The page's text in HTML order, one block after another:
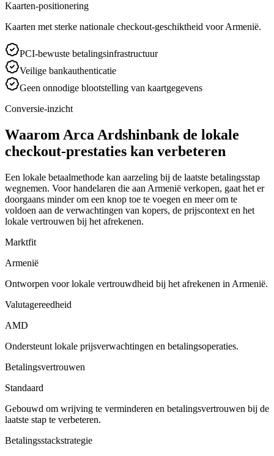
Kaarten-positionering
Kaarten met sterke nationale checkout-geschiktheid voor Armenië.
PCI-bewuste betalingsinfrastructuur
Veilige bankauthenticatie
Geen onnodige blootstelling van kaartgegevens
Conversie-inzicht
Waarom Arca Ardshinbank de lokale
checkout-prestaties kan verbeteren
Een lokale betaalmethode kan aarzeling bij de laatste betalingsstap
wegnemen. Voor handelaren die aan Armenië verkopen, gaat het er
doorgaans minder om een knop toe te voegen en meer om te
voldoen aan de verwachtingen van kopers, de prijscontext en het
lokale vertrouwen bij het afrekenen.
Marktfit
Armenië
Ontworpen voor lokale vertrouwdheid bij het afrekenen in Armenië.
Valutagereedheid
AMD
Ondersteunt lokale prijsverwachtingen en betalingsoperaties.
Betalingsvertrouwen
Standaard
Gebouwd om wrijving te verminderen en betalingsvertrouwen bij de
laatste stap te verbeteren.
Betalingsstackstrategie